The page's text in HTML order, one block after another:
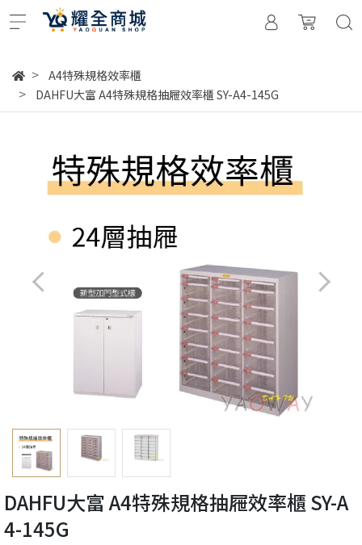
A4特殊規格效率櫃
DAHFU大富 A4特殊規格抽屜效率櫃 SY-A4-145G
DAHFU大富 A4特殊規格抽屜效率櫃 SY-A
4-145G